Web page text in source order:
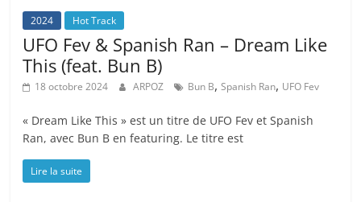
2024 Hot Track
UFO Fev & Spanish Ran – Dream Like
This (feat. Bun B)
18 octobre 2024 ARPOZ Bun B,Spanish Ran, UFO Fev
« Dream Like This » est un titre de UFO Fev et Spanish
Ran, avec Bun B en featuring. Le titre est
Lire la suite